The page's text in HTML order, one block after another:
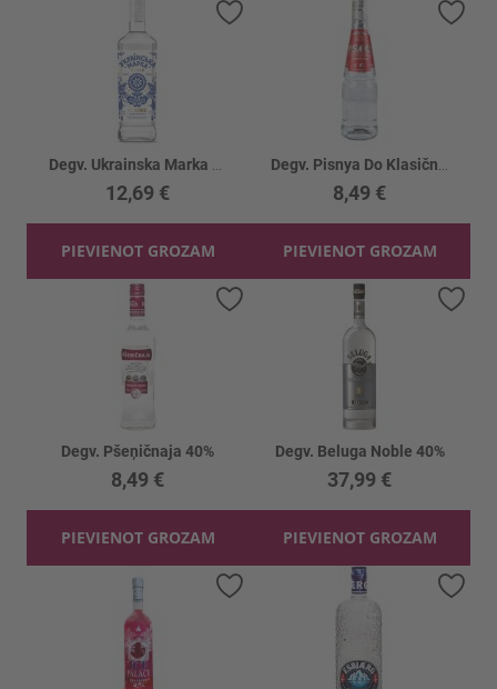
12,69 €
PIEVIENOT GROZAM
Pievienot vēlmju sarakstam
8,49 €
PIEVIENOT GROZAM
Degv. Pšeņičnaja 40%
8,49 €
PIEVIENOT GROZAM
Pievienot vēlmju sarakstam
Degv. Beluga Noble 40%
37,99 €
PIEVIENOT GROZAM
Pievienot vēlmju sarakstam